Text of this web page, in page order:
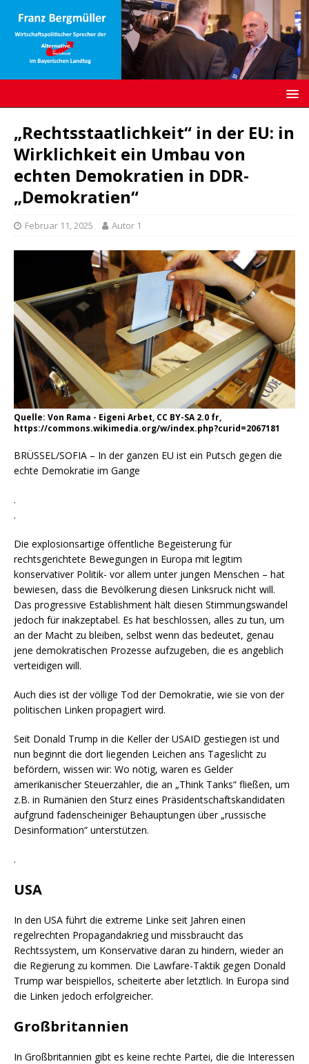
„Rechtsstaatlichkeit“ in der EU: in
Wirklichkeit ein Umbau von
echten Demokratien in DDR-
„Demokratien“
Februar 11, 2025 Autor 1
Quelle: Von Rama - Eigeni Arbet, CC BY-SA 2.0 fr,
https://commons.wikimedia.org/w/index.php?curid=2067181
BRÜSSEL/SOFIA – In der ganzen EU ist ein Putsch gegen die
echte Demokratie im Gange
.
.
Die explosionsartige öffentliche Begeisterung für
rechtsgerichtete Bewegungen in Europa mit legitim
konservativer Politik- vor allem unter jungen Menschen – hat
bewiesen, dass die Bevölkerung diesen Linksruck nicht will.
Das progressive Establishment hält diesen Stimmungswandel
jedoch für inakzeptabel. Es hat beschlossen, alles zu tun, um
an der Macht zu bleiben, selbst wenn das bedeutet, genau
jene demokratischen Prozesse aufzugeben, die es angeblich
verteidigen will.
Auch dies ist der völlige Tod der Demokratie, wie sie von der
politischen Linken propagiert wird.
Seit Donald Trump in die Keller der USAID gestiegen ist und
nun beginnt die dort liegenden Leichen ans Tageslicht zu
befördern, wissen wir: Wo nötig, waren es Gelder
amerikanischer Steuerzahler, die an „Think Tanks“ fließen, um
z.B. in Rumänien den Sturz eines Präsidentschaftskandidaten
aufgrund fadenscheiniger Behauptungen über „russische
Desinformation“ unterstützen.
.
USA
In den USA führt die extreme Linke seit Jahren einen
regelrechten Propagandakrieg und missbraucht das
Rechtssystem, um Konservative daran zu hindern, wieder an
die Regierung zu kommen. Die Lawfare-Taktik gegen Donald
Trump war beispiellos, scheiterte aber letztlich. In Europa sind
die Linken jedoch erfolgreicher.
Großbritannien
In Großbritannien gibt es keine rechte Partei, die die Interessen